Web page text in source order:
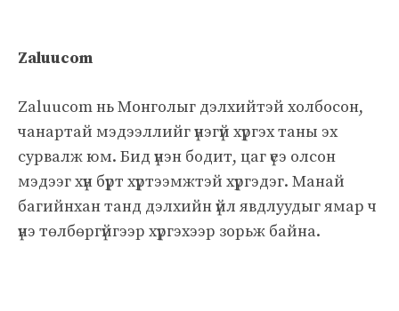
Zaluucom
Zaluucom нь Монголыг дэлхийтэй холбосон,
чанартай мэдээллийг үнэгүй хүргэх таны эх
сурвалж юм. Бид үнэн бодит, цаг үеэ олсон
мэдээг хүн бүрт хүртээмжтэй хүргэдэг. Манай
багийнхан танд дэлхийн үйл явдлуудыг ямар ч
үнэ төлбөргүйгээр хүргэхээр зорьж байна.